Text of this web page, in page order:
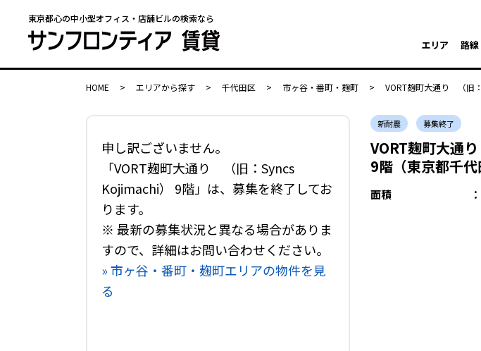
東京都心の中小型オフィス・店舗ビルの検索なら
エリア 路
HOME > エリアから探す > 千代田区 > 市ヶ谷・番町・麹町 > VORT麹町大通り （旧
申し訳ございません。
「VORT麹町大通り （旧：Syncs
Kojimachi） 9階」は、募集を終了してお
ります。
※ 最新の募集状況と異なる場合がありま
すので、詳細はお問い合わせください。
» 市ヶ谷・番町・麹町エリアの物件を見
る
新耐震 募集終了
VORT麹町大通
9階（東京都千代
面積 ：